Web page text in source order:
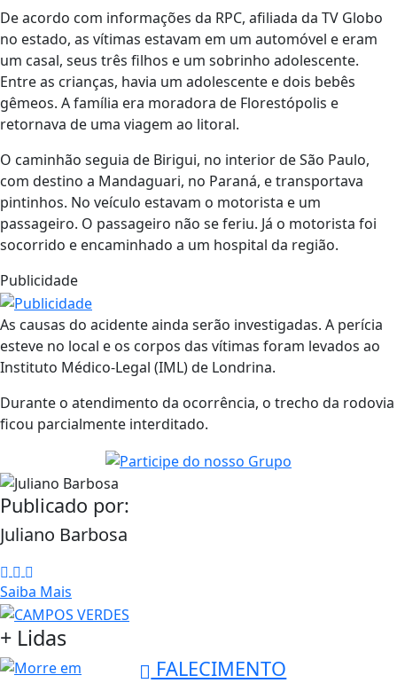
De acordo com informações da RPC, afiliada da TV Globo
no estado, as vítimas estavam em um automóvel e eram
um casal, seus três filhos e um sobrinho adolescente.
Entre as crianças, havia um adolescente e dois bebês
gêmeos. A família era moradora de Florestópolis e
retornava de uma viagem ao litoral.
O caminhão seguia de Birigui, no interior de São Paulo,
com destino a Mandaguari, no Paraná, e transportava
pintinhos. No veículo estavam o motorista e um
passageiro. O passageiro não se feriu. Já o motorista foi
socorrido e encaminhado a um hospital da região.
Publicidade
As causas do acidente ainda serão investigadas. A perícia
esteve no local e os corpos das vítimas foram levados ao
Instituto Médico-Legal (IML) de Londrina.
Durante o atendimento da ocorrência, o trecho da rodovia
ficou parcialmente interditado.
Publicado por:
Juliano Barbosa
Saiba Mais
+ Lidas
FALECIMENTO